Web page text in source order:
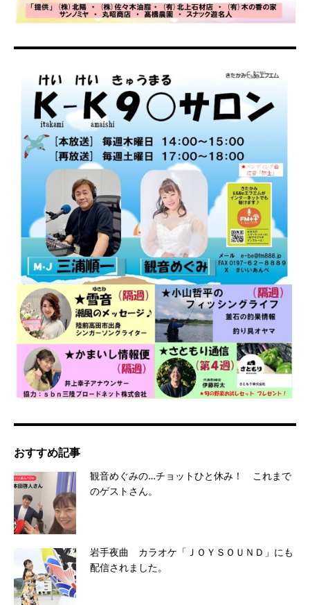
おすすめ記事
観音めぐみの…チョットひと休み！ これまで
のゲストさん。
岩手夜曲 カラオケ「ＪＯＹＳＯＵＮＤ」にも
配信されました。